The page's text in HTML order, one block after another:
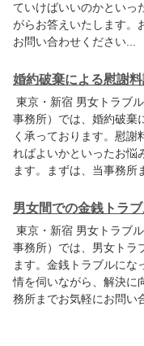
ていけばいいのかといっ
がらお答えいたします。
お問い合わせください...
婚約破棄による慰謝
東京・新宿 男女トラブル
事務所）では、婚約破棄
く承っております。慰謝
ればよいかといったお悩
ます。まずは、当事務所
男女間での金銭トラ
東京・新宿 男女トラブル
事務所）では、男女トラ
ます。金銭トラブルにな
情を伺いながら、解決に
務所までお気軽にお問い